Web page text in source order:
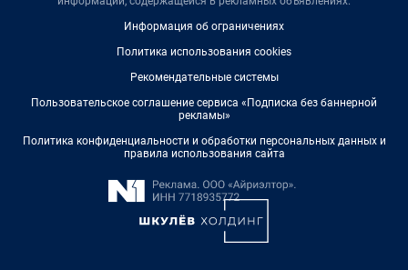
Информация об ограничениях
Политика использования cookies
Рекомендательные системы
Пользовательское соглашение сервиса «Подписка без баннерной
рекламы»
Политика конфиденциальности и обработки персональных данных и
правила использования сайта